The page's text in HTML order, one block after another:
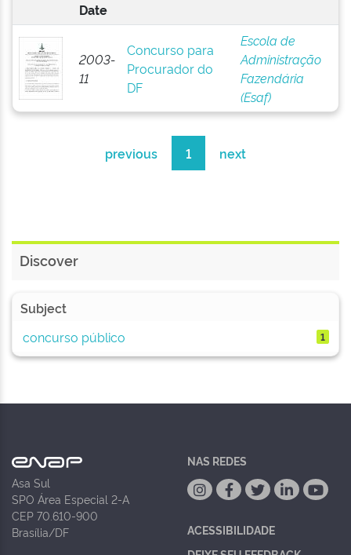
Date
2003-
11
Concurso para
Procurador do
DF
Escola de
Administração
Fazendária
(Esaf)
previous 1 next
Discover
Subject
concurso público
1
Asa Sul
SPO Área Especial 2-A
CEP 70.610-900
Brasília/DF
NAS REDES
ACESSIBILIDADE